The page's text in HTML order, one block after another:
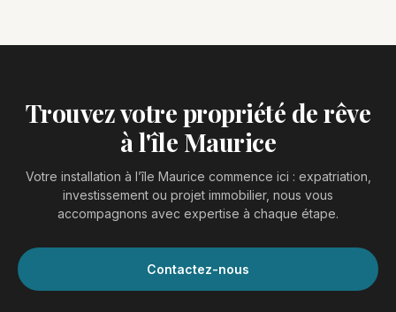
Trouvez votre propriété de rêve
à l'île Maurice
Votre installation à l’île Maurice commence ici : expatriation,
investissement ou projet immobilier, nous vous
accompagnons avec expertise à chaque étape.
Contactez-nous